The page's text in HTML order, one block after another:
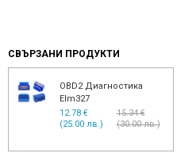
СВЪРЗАНИ ПРОДУКТИ
OBD2 Диагностика
Elm327
12.78 €
(25.00 лв.)
15.34 €
(30.00 лв.)